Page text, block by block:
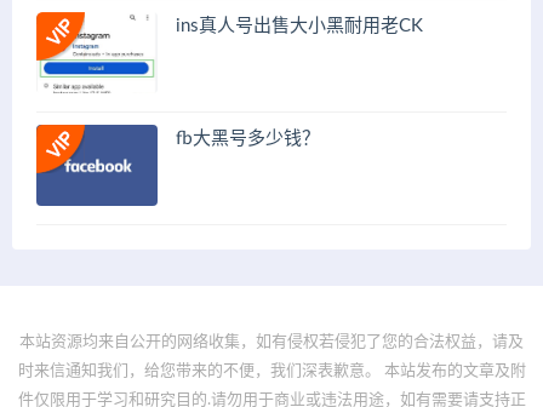
ins真人号出售大小黑耐用老CK
fb大黑号多少钱？
本站资源均来自公开的网络收集，如有侵权若侵犯了您的合法权益，请及
时来信通知我们，给您带来的不便，我们深表歉意。 本站发布的文章及附
件仅限用于学习和研究目的.请勿用于商业或违法用途，如有需要请支持正